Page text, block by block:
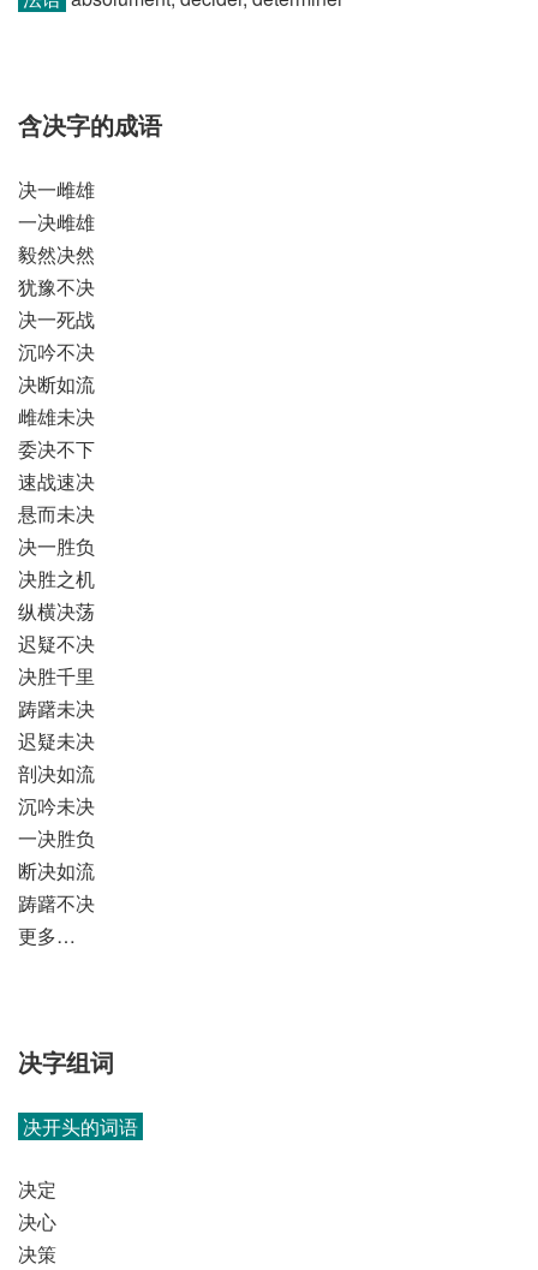
含决字的成语
决一雌雄
一决雌雄
毅然决然
犹豫不决
决一死战
沉吟不决
决断如流
雌雄未决
委决不下
速战速决
悬而未决
决一胜负
决胜之机
纵横决荡
迟疑不决
决胜千里
踌躇未决
迟疑未决
剖决如流
沉吟未决
一决胜负
断决如流
踌躇不决
更多…
决字组词
决开头的词语
决定
决心
决策